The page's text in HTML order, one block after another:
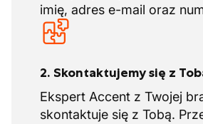
imię, adres e-mail oraz
2. Skontaktujemy się z
Ekspert Accent z Twojej
skontaktuje się z Tobą.